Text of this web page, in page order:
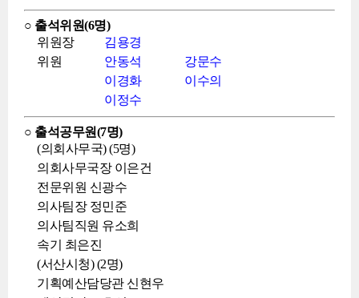
○ 출석위원(6명)
위원장
김용경
위원
안동석
강문수
이경화
이수의
이정수
○ 출석공무원(7명)
(의회사무국) (5명)
의회사무국장 이은건
전문위원 신광수
의사팀장 정민준
의사팀직원 유소희
속기 최은진
(서산시청) (2명)
기획예산담당관 신현우